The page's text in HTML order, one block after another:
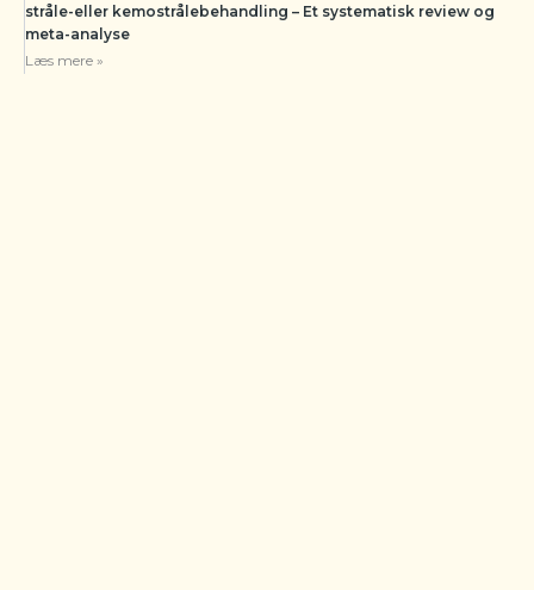
stråle-eller kemostrålebehandling – Et systematisk review og
meta-analyse
Læs mere »